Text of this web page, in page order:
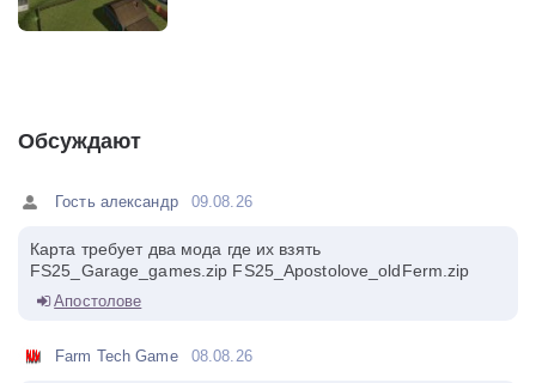
Обсуждают
Гость александр 09.08.26
Карта требует два мода где их взять
FS25_Garage_games.zip FS25_Apostolove_oldFerm.zip
Апостолове
Farm Tech Game 08.08.26